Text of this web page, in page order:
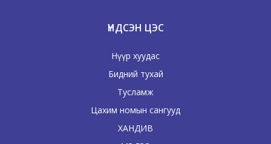
ҮНДСЭН ЦЭС
Нүүр хуудас
Бидний тухай
Тусламж
Цахим номын сангууд
ХАНДИВ